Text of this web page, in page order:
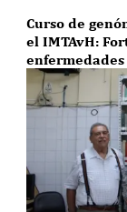
Curso de
el IMTAvH: